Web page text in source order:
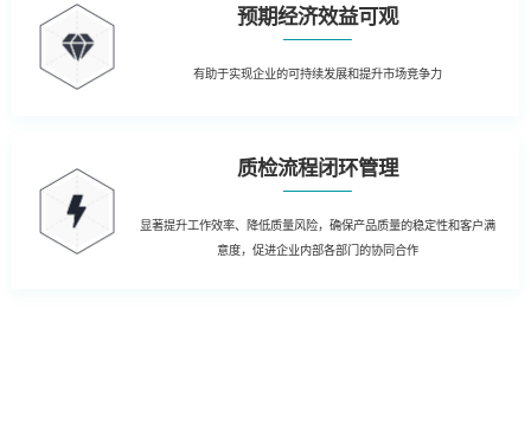
预期经济效益可观
有助于实现企业的可持续发展和提升市场竞争力
质检流程闭环管理
显著提升工作效率、降低质量风险，确保产品质量的稳定性和客户满
意度，促进企业内部各部门的协同合作